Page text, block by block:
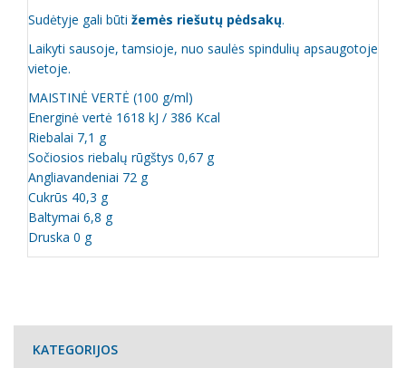
Sudėtyje gali būti žemės riešutų pėdsakų.
Laikyti sausoje, tamsioje, nuo saulės spindulių apsaugotoje
vietoje.
MAISTINĖ VERTĖ (100 g/ml)
Energinė vertė 1618 kJ / 386 Kcal
Riebalai 7,1 g
Sočiosios riebalų rūgštys 0,67 g
Angliavandeniai 72 g
Cukrūs 40,3 g
Baltymai 6,8 g
Druska 0 g
KATEGORIJOS